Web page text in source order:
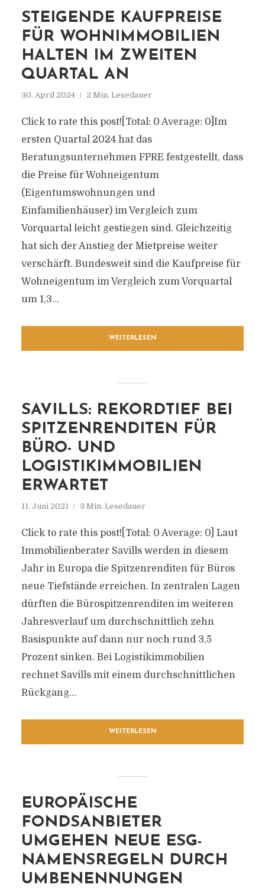
STEIGENDE KAUFPREISE
FÜR WOHNIMMOBILIEN
HALTEN IM ZWEITEN
QUARTAL AN
30. April 2024 2 Min. Lesedauer
Click to rate this post![Total: 0 Average: 0]Im
ersten Quartal 2024 hat das
Beratungsunternehmen FPRE festgestellt, dass
die Preise für Wohneigentum
(Eigentumswohnungen und
Einfamilienhäuser) im Vergleich zum
Vorquartal leicht gestiegen sind. Gleichzeitig
hat sich der Anstieg der Mietpreise weiter
verschärft. Bundesweit sind die Kaufpreise für
Wohneigentum im Vergleich zum Vorquartal
um 1,3...
WEITERLESEN
SAVILLS: REKORDTIEF BEI
SPITZENRENDITEN FÜR
BÜRO- UND
LOGISTIKIMMOBILIEN
ERWARTET
11. Juni 2021 3 Min. Lesedauer
Click to rate this post![Total: 0 Average: 0] Laut
Immobilienberater Savills werden in diesem
Jahr in Europa die Spitzenrenditen für Büros
neue Tiefstände erreichen. In zentralen Lagen
dürften die Bürospitzenrenditen im weiteren
Jahresverlauf um durchschnittlich zehn
Basispunkte auf dann nur noch rund 3,5
Prozent sinken. Bei Logistikimmobilien
rechnet Savills mit einem durchschnittlichen
Rückgang...
WEITERLESEN
EUROPÄISCHE
FONDSANBIETER
UMGEHEN NEUE ESG-
NAMENSREGELN DURCH
UMBENENNUNGEN